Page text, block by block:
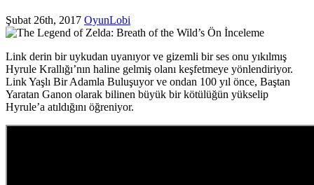
Şubat 26th, 2017 OyunLobi
Link derin bir uykudan uyanıyor ve gizemli bir ses onu yıkılmış
Hyrule Krallığı’nın haline gelmiş olanı keşfetmeye yönlendiriyor.
Link Yaşlı Bir Adamla Buluşuyor ve ondan 100 yıl önce, Baştan
Yaratan Ganon olarak bilinen büyük bir kötülüğün yükselip
Hyrule’a atıldığını öğreniyor.